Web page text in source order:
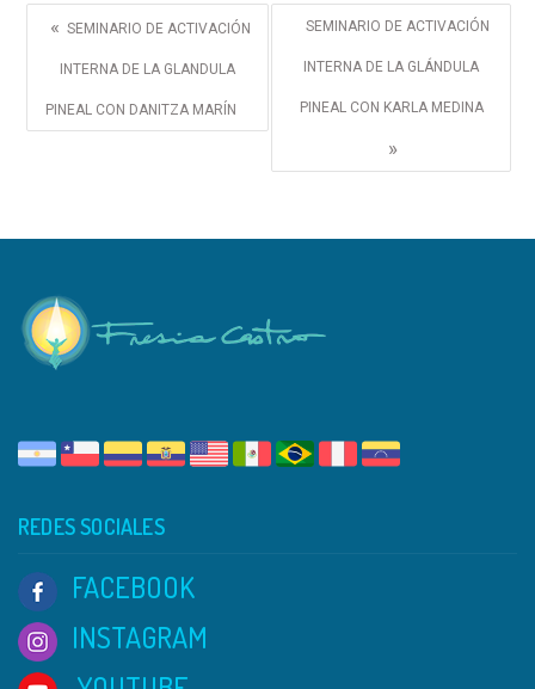
« SEMINARIO DE ACTIVACIÓN
INTERNA DE LA GLANDULA
PINEAL CON DANITZA MARÍN
SEMINARIO DE ACTIVACIÓN
INTERNA DE LA GLÁNDULA
PINEAL CON KARLA MEDINA
»
REDES SOCIALES
FACEBOOK
INSTAGRAM